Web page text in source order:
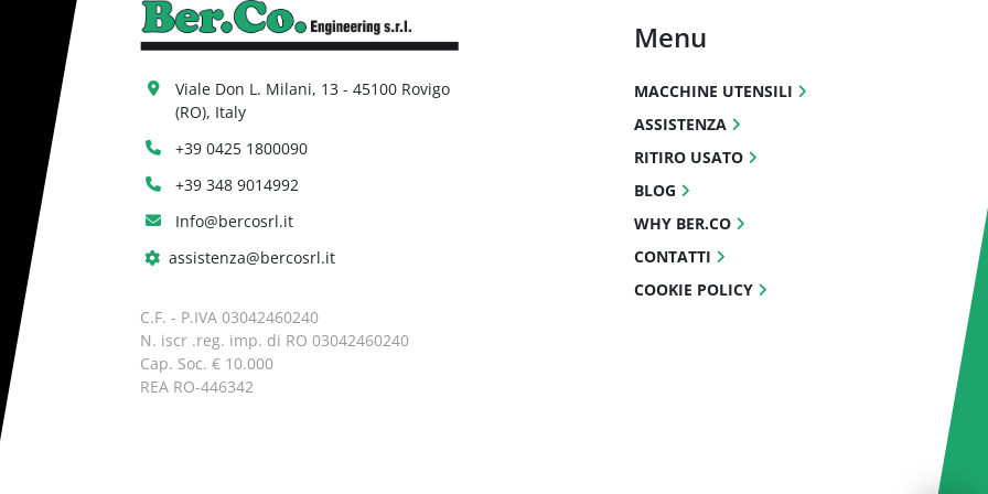
Viale Don L. Milani, 13 - 45100 Rovigo
(RO), Italy
+39 0425 1800090
+39 348 9014992
Info@bercosrl.it
assistenza@bercosrl.it
C.F. - P.IVA 03042460240
N. iscr .reg. imp. di RO 03042460240
Cap. Soc. € 10.000
REA RO-446342
Menu
MACCHINE UTENSILI
ASSISTENZA
RITIRO USATO
BLOG
WHY BER.CO
CONTATTI
COOKIE POLICY